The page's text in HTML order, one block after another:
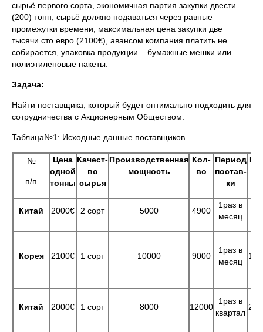
сырьё первого сорта, экономичная партия закупки двести
(200) тонн, сырьё должно подаваться через равные
промежутки времени, максимальная цена закупки две
тысячи сто евро (2100€), авансом компания платить не
собирается, упаковка продукции – бумажные мешки или
полиэтиленовые пакеты.
Задача:
Найти поставщика, который будет оптимально подходить для
сотрудничества с Акционерным Обществом.
Таблица№1: Исходные данные поставщиков.
№
п/п
Цена
одной
тонны
Качест-
во
сырья
Производственная
мощность
Кол-
во
Период
постав-
ки
Китай 2000€ 2 сорт 5000 4900
1раз в
месяц
70
Корея 2100€ 1 сорт 10000 9000
1раз в
месяц
Китай 2000€ 1 сорт 8000 12000
1раз в
квартал